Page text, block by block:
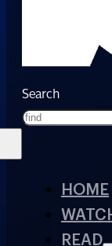
Search
HOME
READ